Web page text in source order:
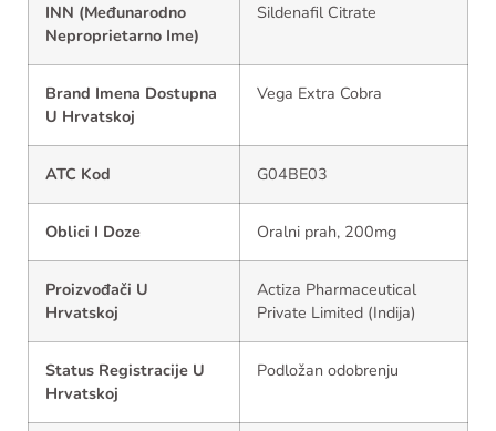
INN (Međunarodno
Neproprietarno Ime)
Sildenafil Citrate
Brand Imena Dostupna
U Hrvatskoj
Vega Extra Cobra
ATC Kod G04BE03
Oblici I Doze Oralni prah, 200mg
Proizvođači U
Hrvatskoj
Actiza Pharmaceutical
Private Limited (Indija)
Status Registracije U
Hrvatskoj
Podložan odobrenju